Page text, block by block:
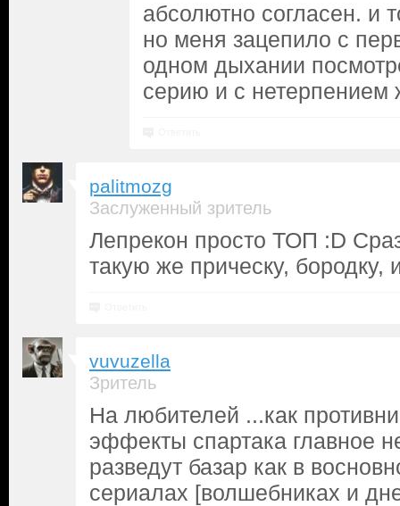
абсолютно согласен. и
но меня зацепило с
одном дыхании
серию и с нетерпением
palitmozg
Заслуженный зритель
Лепрекон просто ТОП :D
такую же прическу, бородку,
vuvuzella
Зритель
На любителей ...как
эффекты спартака главное
разведут базар как в
сериалах [волшебниках и